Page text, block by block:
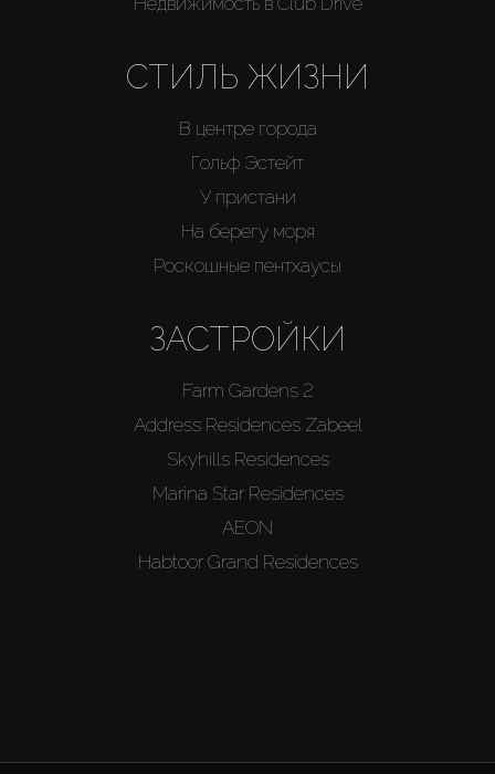
СТИЛЬ ЖИЗНИ
В центре города
Гольф Эстейт
У пристани
На берегу моря
Роскошные пентхаусы
ЗАСТРОЙКИ
Farm Gardens 2
Address Residences Zabeel
Skyhills Residences
Marina Star Residences
AEON
Habtoor Grand Residences